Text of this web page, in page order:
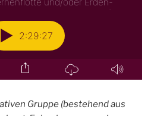
Gruppe (bestehend aus